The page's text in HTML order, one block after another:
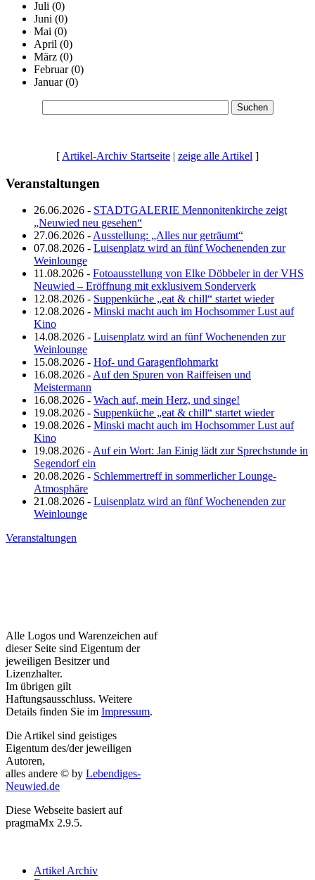
Juli (0)
Juni (0)
Mai (0)
April (0)
März (0)
Februar(0)
Januar(0)
[ Artikel-Archiv Startseite | zeige alle Artikel ]
Veranstaltungen
26.06.2026 - STADTGALERIE Mennonitenkirche zeigt
„Neuwied neu gesehen“
27.06.2026 - Ausstellung: „Alles nur geträumt“
07.08.2026 - Luisenplatz wird an fünf Wochenenden zur
Weinlounge
11.08.2026 - Fotoausstellung von Elke Döbbeler in der VHS
Neuwied – Eröffnung mit exklusivem Sonderverk
12.08.2026 - Suppenküche „eat & chill“ startet wieder
12.08.2026 - Minski macht auch im Hochsommer Lust auf
Kino
14.08.2026 - Luisenplatz wird an fünf Wochenenden zur
Weinlounge
15.08.2026 - Hof- und Garagenflohmarkt
16.08.2026 - Auf den Spuren von Raiffeisen und
Meistermann
16.08.2026 - Wach auf, mein Herz, und singe!
19.08.2026 - Suppenküche „eat & chill“ startet wieder
19.08.2026 - Minski macht auch im Hochsommer Lust auf
Kino
19.08.2026 - Auf ein Wort: Jan Einig lädt zur Sprechstunde in
Segendorf ein
20.08.2026 - Schlemmertreff in sommerlicher Lounge-
Atmosphäre
21.08.2026 - Luisenplatz wird an fünf Wochenenden zur
Weinlounge
Veranstaltungen
Alle Logos und Warenzeichen auf
dieser Seite sind Eigentum der
jeweiligen Besitzer und
Lizenzhalter.
Im übrigen gilt
Haftungsausschluss. Weitere
Details finden Sie im Impressum.
Die Artikel sind geistiges
Eigentum des/der jeweiligen
Autoren,
alles andere © by Lebendiges-
Neuwied.de
Diese Webseite basiert auf
pragmaMx 2.9.5.
Artikel Archiv